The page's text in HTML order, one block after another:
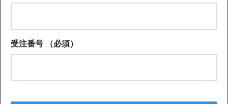
受注番号 （必須）